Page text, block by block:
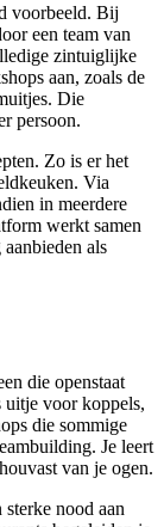
voorbeeld. Bij
een team van
zintuiglijke
aan, zoals de
Die
persoon.
Zo is er het
Via
in meerdere
werkt samen
als
die openstaat
uitje voor koppels,
die sommige
Je leert
van je ogen.
nood aan